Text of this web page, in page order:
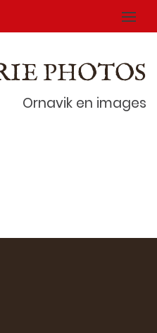
PHOTOS
Ornavik en images